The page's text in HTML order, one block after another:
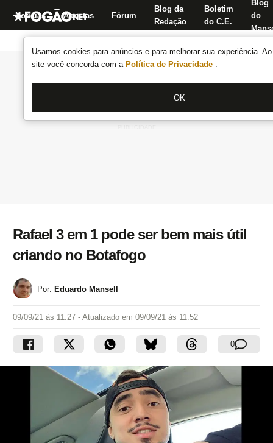
Usamos cookies para anúncios e para melhorar sua experiência.
site você concorda com a Política de Privacidade .
OK
Notícias Apostas Fórum
Blog da
Redação
Boletim
do C.E.
Blog
do
Rafael 3 em 1 pode ser bem mais útil
criando no Botafogo
Por: Eduardo Mansell
09/09/21 às 11:27 - Atualizado em 09/09/21 às 11:52
0